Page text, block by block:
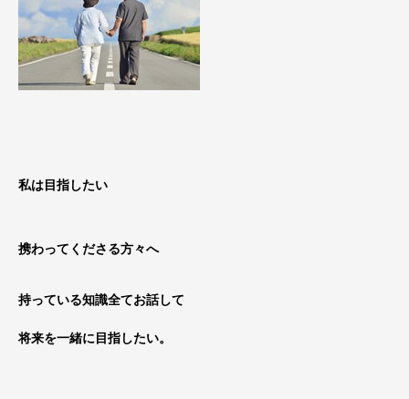
私は目指したい
携わってくださる方々へ
持っている知識全てお話して
将来を一緒に目指したい。